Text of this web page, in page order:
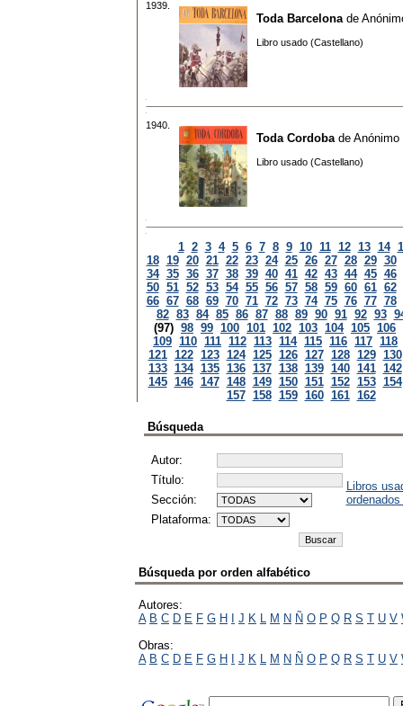
1939.
Toda Barcelona de
Libro usado (Castellano)
1940.
Toda Cordoba de Anónimo
Libro usado (Castellano)
1 2 3 4 5 6 7 8 9 10 11 12 13 14
18 19 20 21 22 23 24 25 26 27 28 29 30
34 35 36 37 38 39 40 41 42 43 44 45 46
50 51 52 53 54 55 56 57 58 59 60 61 62
66 67 68 69 70 71 72 73 74 75 76 77 78
82 83 84 85 86 87 88 89 90 91 92 93
(97) 98 99 100 101 102 103 104 105 106
109 110 111 112 113 114 115 116 117 118
121 122 123 124 125 126 127 128 129 130
133 134 135 136 137 138 139 140 141 142
145 146 147 148 149 150 151 152 153 154
157 158 159 160 161 162
Búsqueda
Autor:
Título:
Sección:
Plataforma:
Libros
Búsqueda por orden alfabético
Autores:
A B C D E F G H I J K L M N Ñ O P Q R S T U V
Obras:
A B C D E F G H I J K L M N Ñ O P Q R S T U V